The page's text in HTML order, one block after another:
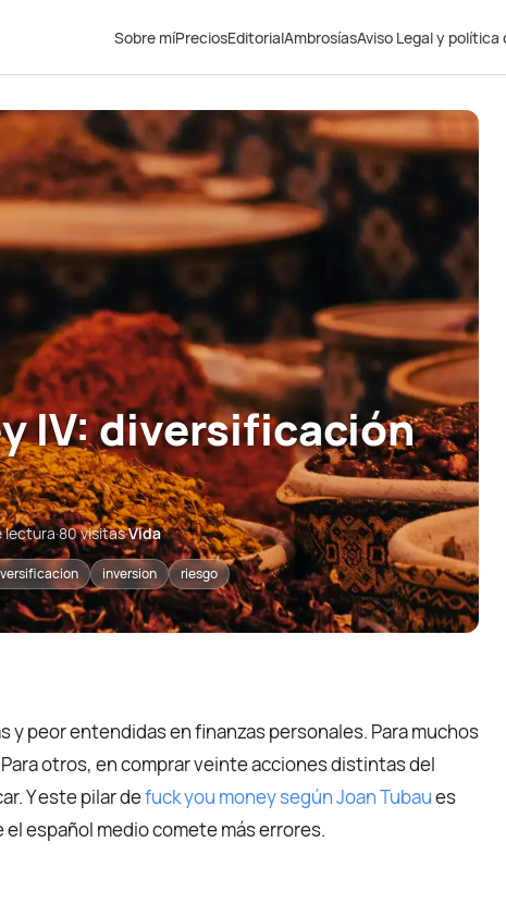
Sobre míPreciosEditorialAmbrosíasAviso Legal y política
IV: diversificación
lectura·80 visitas·Vida
inversion riesgo
y peor entendidas en finanzas personales. Para muchos
otros, en comprar veinte acciones distintas del
Y este pilar defuck you money según Joan Tubaues
español medio comete más errores.